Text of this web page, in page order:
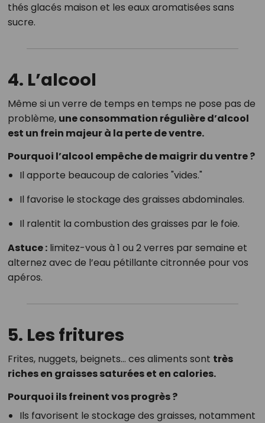
thés glacés maison et les eaux aromatisées sans
sucre.
4. L’alcool
Même si un verre de temps en temps ne pose pas de
problème, une consommation régulière d’alcool
est un frein majeur à la perte de ventre.
Pourquoi l’alcool empêche de maigrir du ventre ?
Il apporte beaucoup de calories "vides."
Il favorise le stockage des graisses abdominales.
Il ralentit la combustion des graisses par le foie.
Astuce :limitez-vous à 1 ou 2 verres par semaine et
alternez avec de l’eau pétillante citronnée pour vos
apéros.
5. Les fritures
Frites, nuggets, beignets… ces aliments sont très
riches en graisses saturées et en calories.
Pourquoi ils freinent vos progrès ?
Ils favorisent le stockage des graisses, notamment